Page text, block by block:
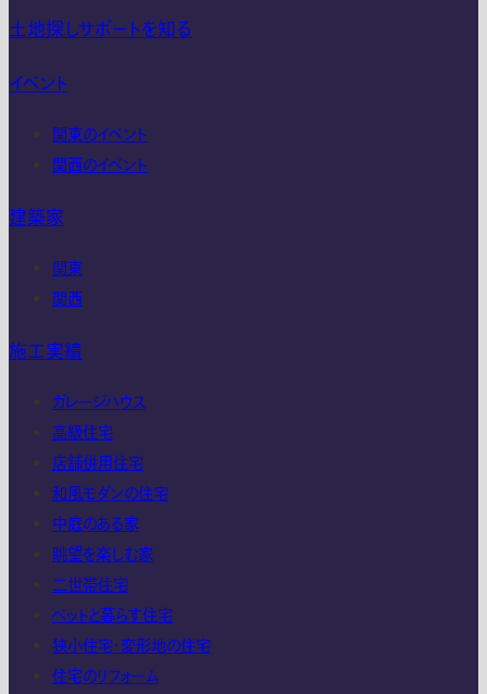
土地探しサポートを知る
イベント
関東のイベント
関西のイベント
建築家
関東
関西
施工実績
ガレージハウス
高級住宅
店舗併用住宅
和風モダンの住宅
中庭のある家
眺望を楽しむ家
二世帯住宅
ペットと暮らす住宅
狭小住宅・変形地の住宅
住宅のリフォーム